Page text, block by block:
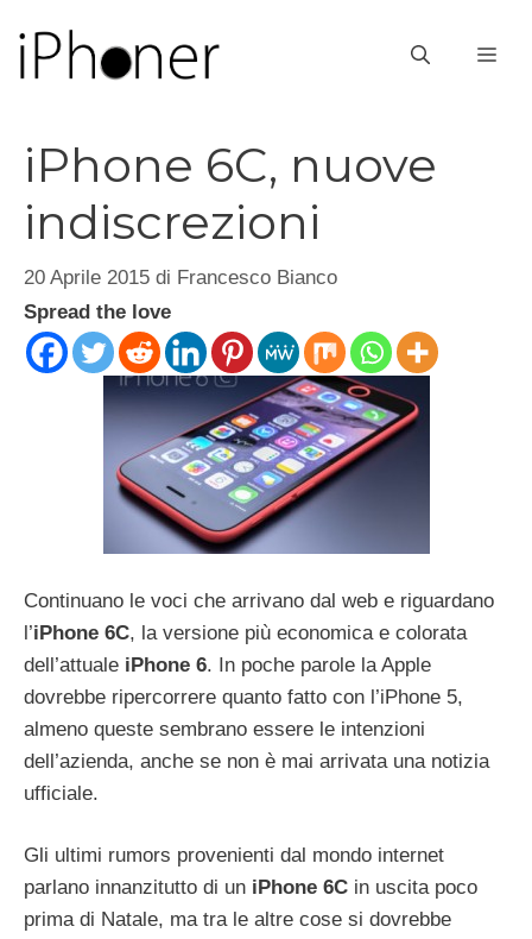
contenuto
iPhone 6C, nuove
indiscrezioni
20 Aprile 2015 di Francesco Bianco
Spread the love
Continuano le voci che arrivano dal web e riguardano
l’iPhone 6C, la versione più economica e colorata
dell’attuale iPhone 6. In poche parole la Apple
dovrebbe ripercorrere quanto fatto con l’iPhone 5,
almeno queste sembrano essere le intenzioni
dell’azienda, anche se non è mai arrivata una notizia
ufficiale.
Gli ultimi rumors provenienti dal mondo internet
parlano innanzitutto di un iPhone 6C in uscita poco
prima di Natale, ma tra le altre cose si dovrebbe